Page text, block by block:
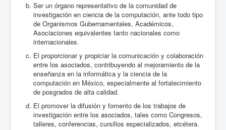
Ser un órgano representativo de la comunidad de
investigación en ciencia de la computación, ante todo tipo
de Organismos Gubernamentales, Académicos,
Asociaciones equivalentes tanto nacionales como
internacionales.
El proporcionar y propiciar la comunicación y colaboración
entre los asociados, contribuyendo al mejoramiento de la
enseñanza en la informática y la ciencia de la
computación en México, especialmente al fortalecimiento
de posgrados de alta calidad.
El promover la difusión y fomento de los trabajos de
investigación entre los asociados, tales como Congresos,
talleres, conferencias, cursillos especializados, etcétera.